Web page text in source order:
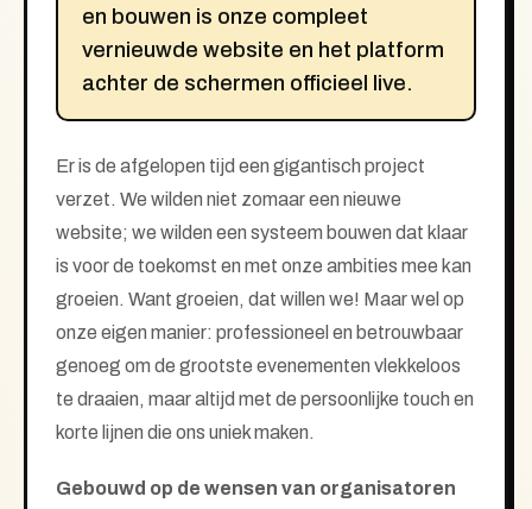
en bouwen is onze compleet
vernieuwde website en het platform
achter de schermen officieel live.
Er is de afgelopen tijd een gigantisch project
verzet. We wilden niet zomaar een nieuwe
website; we wilden een systeem bouwen dat klaar
is voor de toekomst en met onze ambities mee kan
groeien. Want groeien, dat willen we! Maar wel op
onze eigen manier: professioneel en betrouwbaar
genoeg om de grootste evenementen vlekkeloos
te draaien, maar altijd met de persoonlijke touch en
korte lijnen die ons uniek maken.
Gebouwd op de wensen van organisatoren